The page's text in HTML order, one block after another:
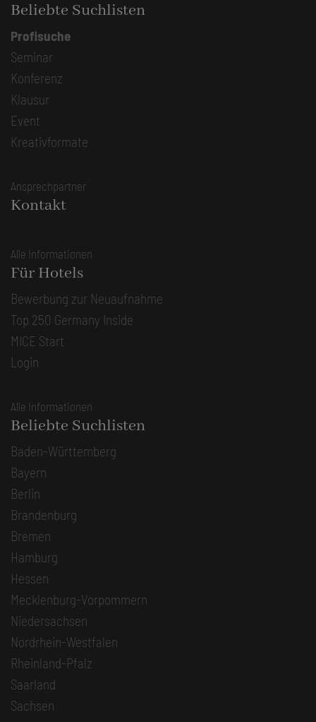
Beliebte Suchlisten
Profisuche
Seminar
Konferenz
Klausur
Event
Kreativformate
Ansprechpartner
Kontakt
Alle Informationen
Für Hotels
Bewerbung zur Neuaufnahme
Top 250 Germany Inside
MICE Start
Login
Alle Informationen
Beliebte Suchlisten
Baden-Württemberg
Bayern
Berlin
Brandenburg
Bremen
Hamburg
Hessen
Mecklenburg-Vorpommern
Niedersachsen
Nordrhein-Westfalen
Rheinland-Pfalz
Saarland
Sachsen